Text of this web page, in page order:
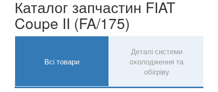
MG
MASERATI
MAZDA
Каталог запчастин FIAT
Coupe II (FA/175)
Всі товари
Деталі системи
охолодження та
обігріву